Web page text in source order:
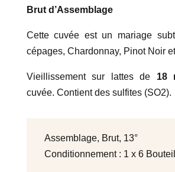
Brut d’Assemblage
Cette cuvée est un mariage
cépages, Chardonnay, Pinot Noir
Vieillissement sur lattes de 18
cuvée. Contient des sulfites (SO2).
Assemblage, Brut, 13°
Conditionnement : 1 x 6